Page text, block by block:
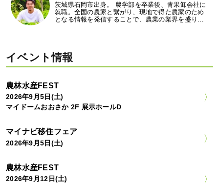
茨城県石岡市出身。 農学部を卒業後、青果卸会社に
就職。全国の農家と繋がり、現地で得た農家のため
となる情報を発信することで、農業の業界を盛り…
イベント情報
農林水産FEST
2026年9月5日(土)
マイドームおおさか 2F 展示ホールD
マイナビ移住フェア
2026年9月5日(土)
農林水産FEST
2026年9月12日(土)